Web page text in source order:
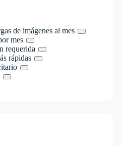
de imágenes al mes
mes
requerida
rápidas